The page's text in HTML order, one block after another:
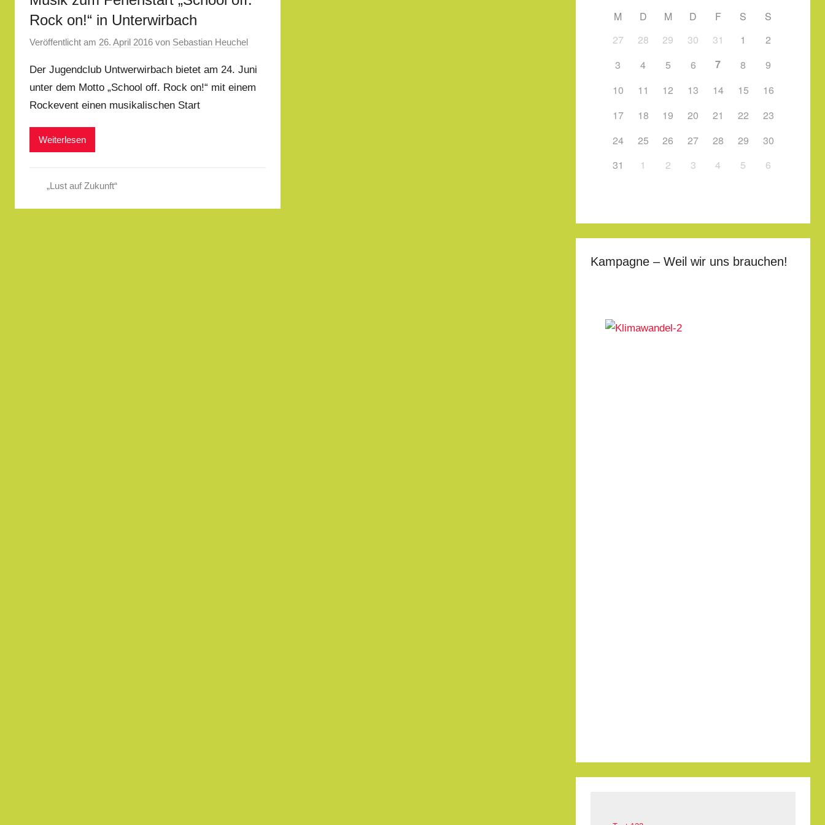
Rock on!“ in Unterwirbach
Veröffentlicht am 26. April 2016 von Sebastian Heuchel
Der Jugendclub Untwerwirbach bietet am 24. Juni
unter dem Motto „School off. Rock on!“ mit einem
Rockevent einen musikalischen Start
Weiterlesen
„Lust auf Zukunft“
M D M D F S
S
27
28 29 30 31 1
2
3
4 5 6 7 8
9
10
11 12 13 14 15
16
17
18 19 20 21 22
23
24
25 26 27 28 29
30
31
1 2 3 4 5 6
Kampagne – Weil wir uns brauchen!